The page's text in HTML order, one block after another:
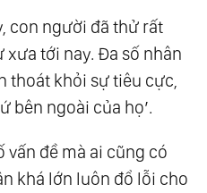
Kế Hoạch Ăn Uống
Giảm Cân, Chữa
Toàn Và Hiệu Quả!
Chất Của Không -
Tại Đều Là Một!
con người đã thử rất
tới nay. Đa số nhân
thoát khỏi sự tiêu cực,
bên ngoài của họ’.
đề mà ai cũng có
khá lớn luôn đổ lỗi cho